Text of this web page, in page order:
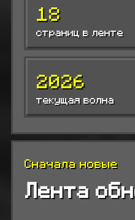
18
страниц в ленте
2026
текущая волна
Сначала новые
Лента